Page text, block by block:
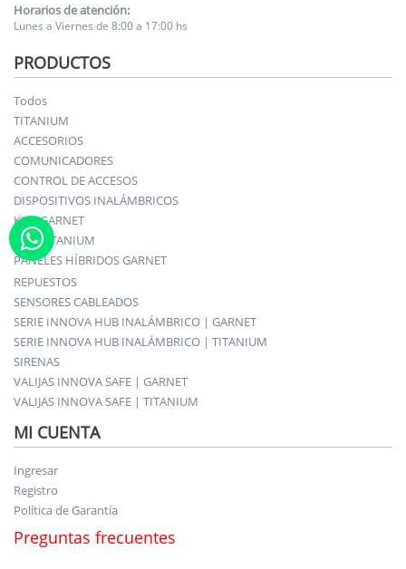
Horarios de atención:
Lunes a Viernes de 8:00 a 17:00 hs
PRODUCTOS
Todos
TITANIUM
ACCESORIOS
COMUNICADORES
CONTROL DE ACCESOS
DISPOSITIVOS INALÁMBRICOS
KITS GARNET
KITS TITANIUM
PANELES HÍBRIDOS GARNET
REPUESTOS
SENSORES CABLEADOS
SERIE INNOVA HUB INALÁMBRICO | GARNET
SERIE INNOVA HUB INALÁMBRICO | TITANIUM
SIRENAS
VALIJAS INNOVA SAFE | GARNET
VALIJAS INNOVA SAFE | TITANIUM
MI CUENTA
Ingresar
Registro
Política de Garantía
Preguntas frecuentes